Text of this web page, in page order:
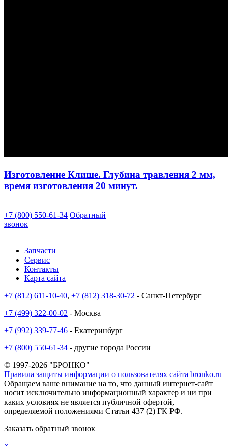
Изготовление Клише. Глубина травления 2 мм,
время изготовления 20 минут.
+7 (800) 550-61-34 Обратный
звонок
Запчасти
Сервис
Контакты
Карта сайта
+7 (812) 611-10-40, +7 (812) 318-30-72 - Санкт-Петербург
+7 (499) 322-00-02 - Москва
+7 (992) 339-77-46 - Екатеринбург
+7 (800) 550-61-34 - другие города России
© 1997-2026 "БРОНКО"
Правила защиты информации о пользователях сайта bronko.ru
Обращаем ваше внимание на то, что данный интернет-сайт
носит исключительно информационный характер и ни при
каких условиях не является публичной офертой,
определяемой положениями Статьи 437 (2) ГК РФ.
Заказать обратный звонок